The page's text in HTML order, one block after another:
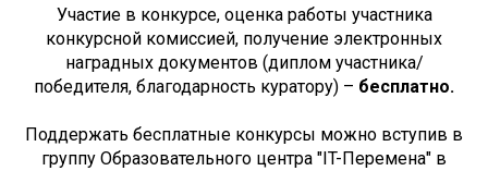
Участие в конкурсе, оценка работы участника
конкурсной комиссией, получение электронных
наградных документов (диплом участника/
победителя, благодарность куратору) – бесплатно.
Поддержать бесплатные конкурсы можно вступив в
группу Образовательного центра "IT-Перемена" в